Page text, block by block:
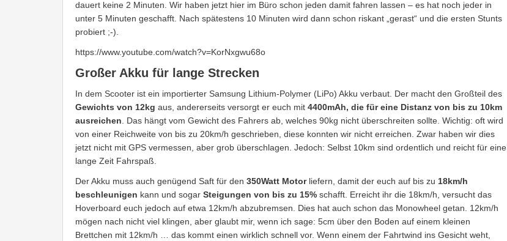
dauert keine 2 Minuten. Wir haben jetzt hier im Büro schon jeden damit fahren lassen – es hat noch jeder in
unter 5 Minuten geschafft. Nach spätestens 10 Minuten wird dann schon riskant „gerast“ und die ersten Stunts
probiert ;-).
https://www.youtube.com/watch?v=KorNxgwu68o
Großer Akku für lange Strecken
In dem Scooter ist ein importierter Samsung Lithium-Polymer (LiPo) Akku verbaut. Der macht den Großteil des
Gewichts von 12kg aus, andererseits versorgt er euch mit 4400mAh, die für eine Distanz von bis zu 10km
ausreichen. Das hängt vom Gewicht des Fahrers ab, welches 90kg nicht überschreiten sollte. Wichtig: oft wird
von einer Reichweite von bis zu 20km/h geschrieben, diese konnten wir nicht erreichen. Zwar haben wir dies
jetzt nicht mit GPS vermessen, aber grob überschlagen. Jedoch: Selbst 10km sind ordentlich und reicht für eine
lange Zeit Fahrspaß.
Der Akku muss auch genügend Saft für den 350Watt Motor liefern, damit der euch auf bis zu 18km/h
beschleunigen kann und sogar Steigungen von bis zu 15% schafft. Erreicht ihr die 18km/h, versucht das
Hoverboard euch jedoch auf etwa 12km/h abzubremsen. Dies hat auch schon das Monowheel getan. 12km/h
mögen nach nicht viel klingen, aber glaubt mir, wenn ich sage: 5cm über den Boden auf einem kleinen
Brettchen mit 12km/h … das kommt einen wirklich schnell vor. Wenn einem der Fahrtwind ins Gesicht weht,